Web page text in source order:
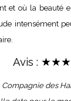
et où la beauté
intensément
Avis :
Compagnie des